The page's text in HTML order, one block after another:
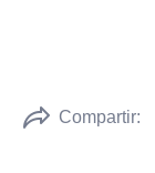
Compartir: